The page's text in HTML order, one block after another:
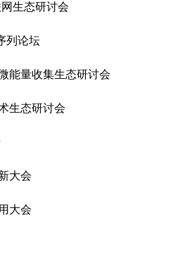
生态研讨会
列论坛
量收集生态研讨会
态研讨会
大会
大会